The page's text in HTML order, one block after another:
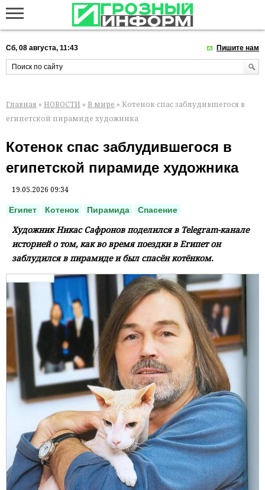
Сб, 08 августа, 11:43 Пишите нам
Главная » НОВОСТИ » В мире » Котенок спас заблудившегося в
египетской пирамиде художника
Котенок спас заблудившегося в
египетской пирамиде художника
19.05.2026 09:34
Египет Котенок Пирамида Спасение
Художник Никас Сафронов поделился в Telegram-канале
историей о том, как во время поездки в Египет он
заблудился в пирамиде и был спасён котёнком.